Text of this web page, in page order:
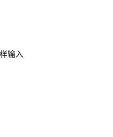
输入